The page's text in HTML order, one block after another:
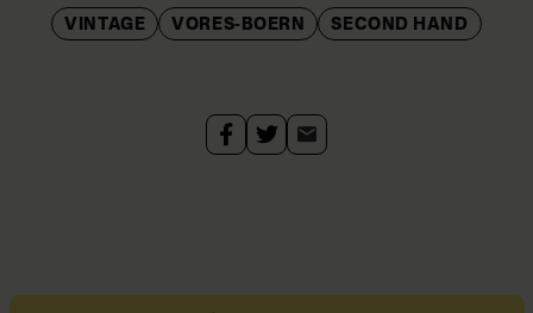
Bisgaard
VINTAGE VORES-BOERN SECOND HAND